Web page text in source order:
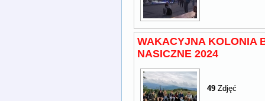
WAKACYJNA KOLONIA
NASICZNE 2024
49 Zdjęć